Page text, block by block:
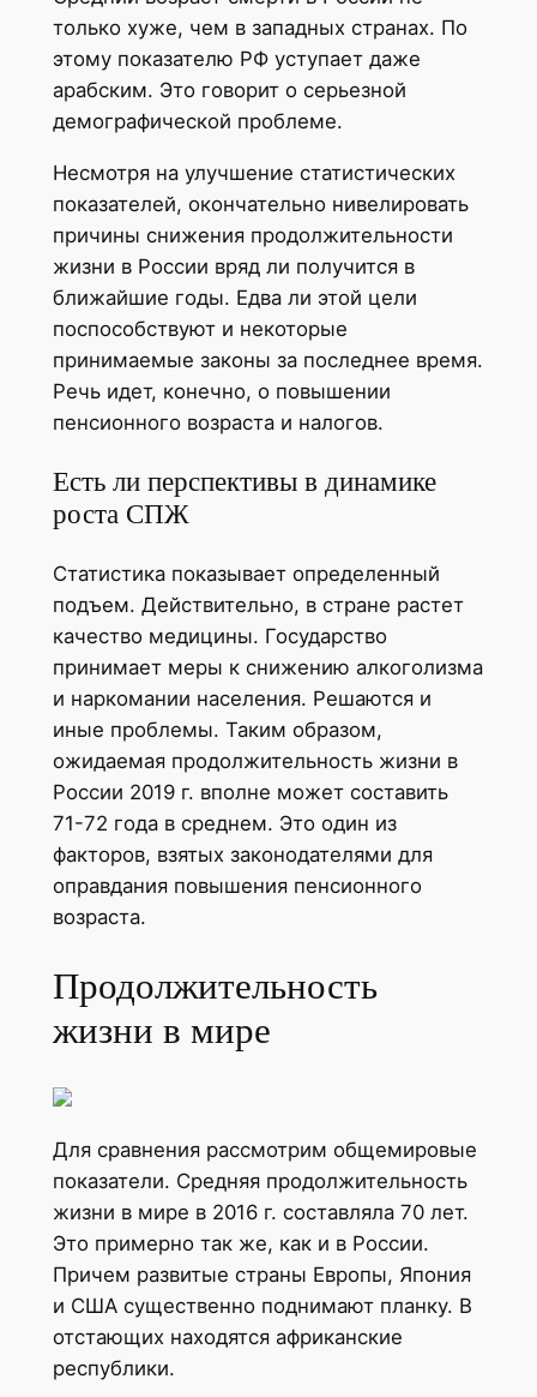
только хуже, чем в западных странах. По
этому показателю РФ уступает даже
арабским. Это говорит о серьезной
демографической проблеме.
Несмотря на улучшение статистических
показателей, окончательно нивелировать
причины снижения продолжительности
жизни в России вряд ли получится в
ближайшие годы. Едва ли этой цели
поспособствуют и некоторые
принимаемые законы за последнее время.
Речь идет, конечно, о повышении
пенсионного возраста и налогов.
Есть ли перспективы в динамике
роста СПЖ
Статистика показывает определенный
подъем. Действительно, в стране растет
качество медицины. Государство
принимает меры к снижению алкоголизма
и наркомании населения. Решаются и
иные проблемы. Таким образом,
ожидаемая продолжительность жизни в
России 2019 г. вполне может составить
71-72 года в среднем. Это один из
факторов, взятых законодателями для
оправдания повышения пенсионного
возраста.
Продолжительность
жизни в мире
Для сравнения рассмотрим общемировые
показатели. Средняя продолжительность
жизни в мире в 2016 г. составляла 70 лет.
Это примерно так же, как и в России.
Причем развитые страны Европы, Япония
и США существенно поднимают планку. В
отстающих находятся африканские
республики.